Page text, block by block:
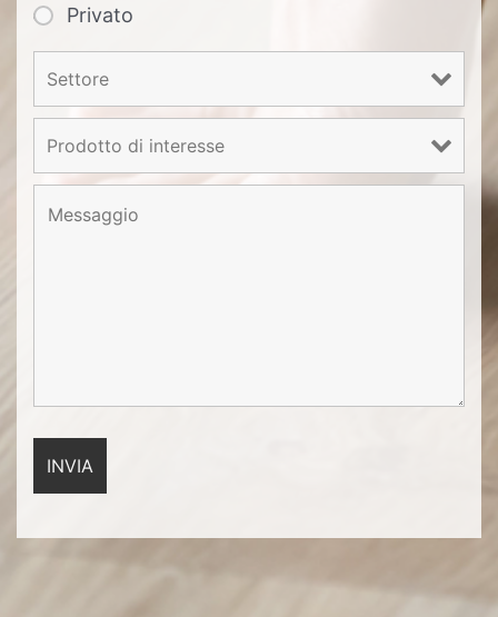
Privato